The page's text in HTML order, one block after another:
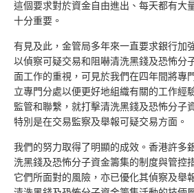
這個要求對於資金自由進出、每天都有大
十分重要。
有見及此，金管局多年來一直要求銀行加
以偵察可疑交易和阻嚇清洗黑錢及恐怖分
面工作的重視，可見於我們在四年間將專
立專門分處以便更好地組織有關的工作經
監管和聯繫，就打擊清洗黑錢及恐怖分子
特別是在交易監察及舉報可疑交易方面。
我們的努力取得了明顯的成效。香港許多
洗黑錢及恐怖分子資金籌集的制度與管控
它們所面對的風險，亦已優化其偵察及舉